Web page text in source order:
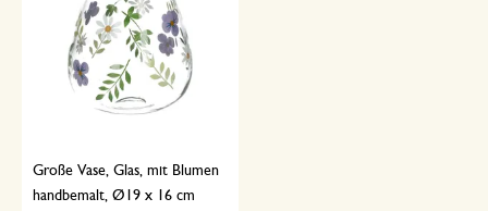
Große Vase, Glas, mit Blumen
handbemalt, Ø19 x 16 cm